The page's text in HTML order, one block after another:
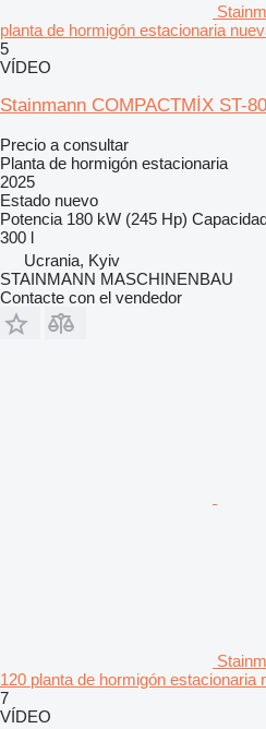
planta de hormigón estacionaria
5
VÍDEO
Stainmann COMPACTMİX ST-80
Precio a consultar
Planta de hormigón estacionaria
2025
Estado nuevo
Potencia 180 kW (245 Hp)
300 l
Ucrania, Kyiv
STAINMANN MASCHINENBAU
Contacte con el vendedor
120 planta de hormigón estacionaria
7
VÍDEO